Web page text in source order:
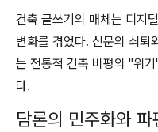
건축 글쓰기의 매체는 디지
변화를 겪었다. 신문의 쇠퇴
는 전통적 건축 비평의 "위
다.
담론의 민주화와 파